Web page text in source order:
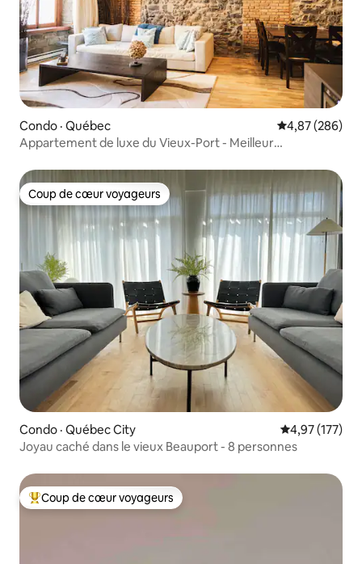
Condo · Québec Note
4,87 (286)
Appartement de luxe du Vieux-Port - Meilleur
Coup de cœur voyageurs
Coup de cœur voyageurs
Condo · Québec City Note
4,97 (177)
Joyau caché dans le vieux Beauport - 8 personnes
Coup de cœur voyageurs parmi les plus aimés
Coup de cœur voyageurs